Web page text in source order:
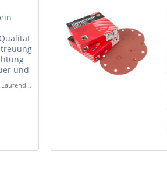
und
Meter)